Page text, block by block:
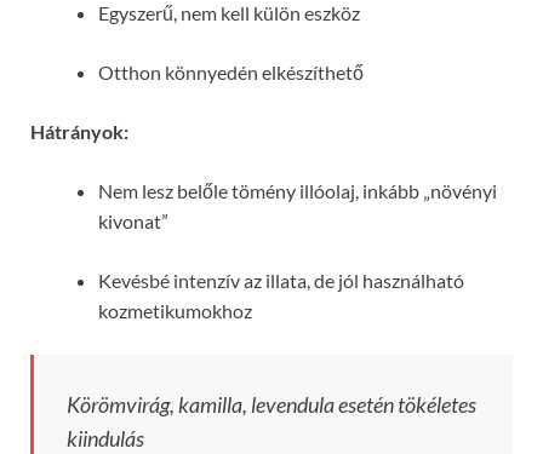
Egyszerű, nem kell külön eszköz
Otthon könnyedén elkészíthető
Hátrányok:
Nem lesz belőle tömény illóolaj, inkább „növényi
kivonat”
Kevésbé intenzív az illata, de jól használható
kozmetikumokhoz
Körömvirág, kamilla, levendula esetén tökéletes
kiindulás